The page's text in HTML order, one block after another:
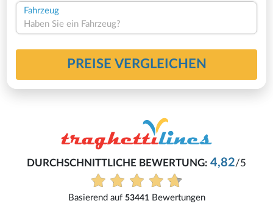
Fahrzeug
Haben Sie ein Fahrzeug?
PREISE VERGLEICHEN
DURCHSCHNITTLICHE BEWERTUNG:4,82/5
Basierend auf 53441Bewertungen